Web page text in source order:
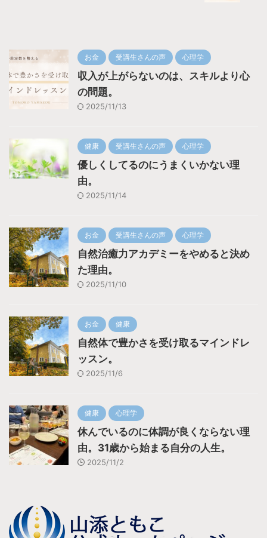
お金 受講生さんの声 心理学
収入が上がらないのは、スキルより心
の問題。
2025/11/13
健康 受講生さんの声 心理学
優しくしてるのにうまくいかない理
由。
2025/11/14
お金 受講生さんの声 心理学
自然治癒力アカデミーをやめると決め
た理由。
2025/11/10
お金 健康
自然体で豊かさを受け取るマインドレ
ッスン。
2025/11/6
健康 心理学
休んでいるのに体調が良くならない理
由。31歳から始まる自分の人生。
2025/11/2